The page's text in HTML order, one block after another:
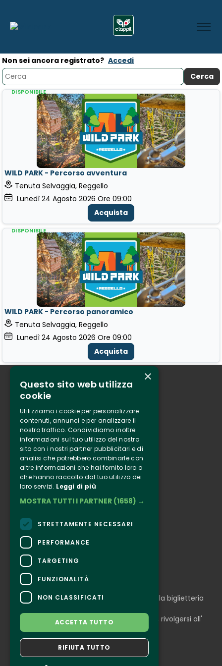
Non sei ancora registrato? Accedi
WILD PARK - Percorso avventura
Tenuta Selvaggia, Reggello
Lunedì 24 Agosto 2026 Ore 09:00
DISPONIBILE
Acquista
WILD PARK - Percorso panoramico
Tenuta Selvaggia, Reggello
Lunedì 24 Agosto 2026 Ore 09:00
DISPONIBILE
Acquista
Chi siamo
Tenuta Selvaggia
Contatti
Biglietteria
Clappit
Informazione
Seguici
Facebook
Connect
CONTATTI
Per informazioni e supporto all'acquisto della biglietteria
Per informazioni sul programma e l'evento, rivolgersi all'
organizzatore.
Dichiarazione di accessibilità
×
Questo sito web utilizza
cookie
Utilizziamo i cookie per personalizzare
contenuti, annunci e per analizzare il
nostro traffico. Condividiamo inoltre
informazioni sul tuo utilizzo del nostro
sito con i nostri partner pubblicitari e di
analisi che potrebbero combinarle con
altre informazioni che hai fornito loro o
che hanno raccolto dal tuo utilizzo dei
loro servizi. Leggi di più
MOSTRA TUTTI I PARTNER (1658) →
STRETTAMENTE NECESSARI
PERFORMANCE
TARGETING
FUNZIONALITÀ
NON CLASSIFICATI
ACCETTA TUTTO
RIFIUTA TUTTO